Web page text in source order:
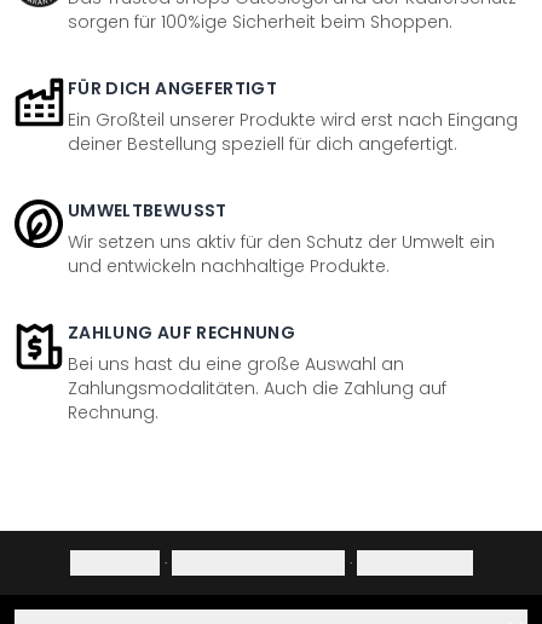
sorgen für 100%ige Sicherheit beim Shoppen.
FÜR DICH ANGEFERTIGT
Ein Großteil unserer Produkte wird erst nach Eingang
deiner Bestellung speziell für dich angefertigt.
UMWELTBEWUSST
Wir setzen uns aktiv für den Schutz der Umwelt ein
und entwickeln nachhaltige Produkte.
ZAHLUNG AUF RECHNUNG
Bei uns hast du eine große Auswahl an
Zahlungsmodalitäten. Auch die Zahlung auf
Rechnung.
· ·